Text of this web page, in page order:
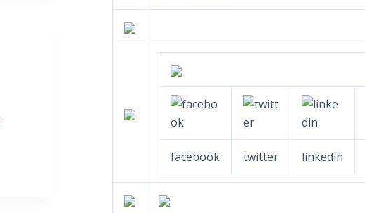
facebook twitter linkedin